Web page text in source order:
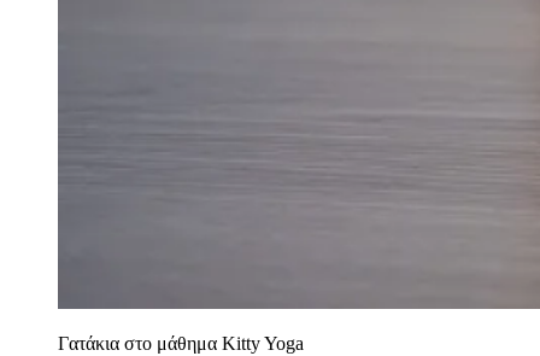
Γατάκια στο μάθημα Kitty Yoga